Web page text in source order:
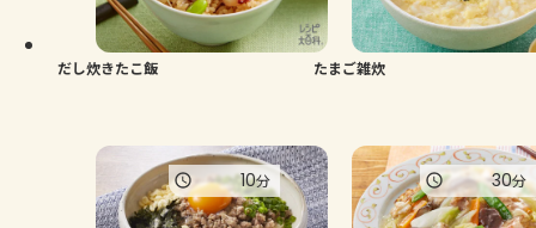
だし炊きたこ飯 たまご雑炊
10分 30分